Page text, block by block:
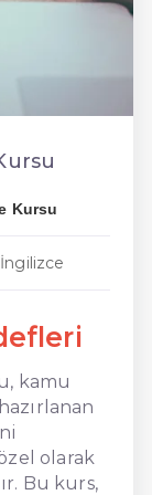
Kursu
kamu
olarak
Bu kurs,